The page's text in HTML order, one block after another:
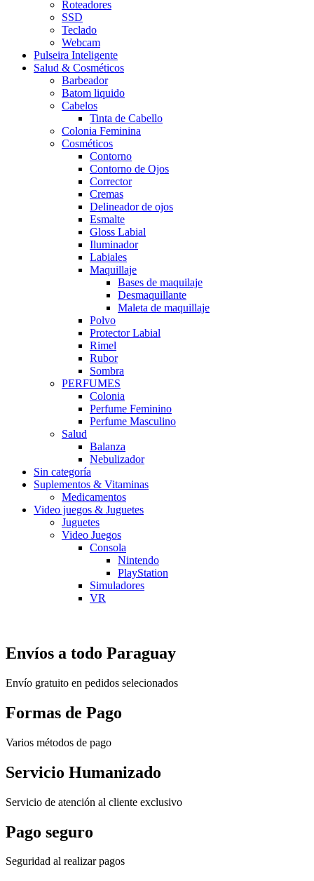
Roteadores
SSD
Teclado
Webcam
Pulseira Inteligente
Salud & Cosméticos
Barbeador
Batom liquido
Cabelos
Tinta de Cabello
Colonia Feminina
Cosméticos
Contorno
Contorno de Ojos
Corrector
Cremas
Delineador de ojos
Esmalte
Gloss Labial
Iluminador
Labiales
Maquillaje
Bases de maquilaje
Desmaquillante
Maleta de maquillaje
Polvo
Protector Labial
Rimel
Rubor
Sombra
PERFUMES
Colonia
Perfume Feminino
Perfume Masculino
Salud
Balanza
Nebulizador
Sin categoría
Suplementos & Vitaminas
Medicamentos
Video juegos & Juguetes
Juguetes
Video Juegos
Consola
Nintendo
PlayStation
Simuladores
VR
Envíos a todo Paraguay
Envío gratuito en pedidos selecionados
Formas de Pago
Varios métodos de pago
Servicio Humanizado
Servicio de atención al cliente exclusivo
Pago seguro
Seguridad al realizar pagos